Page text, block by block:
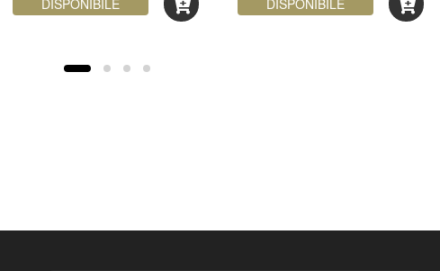
DISPONIBILE
DISPONIBILE